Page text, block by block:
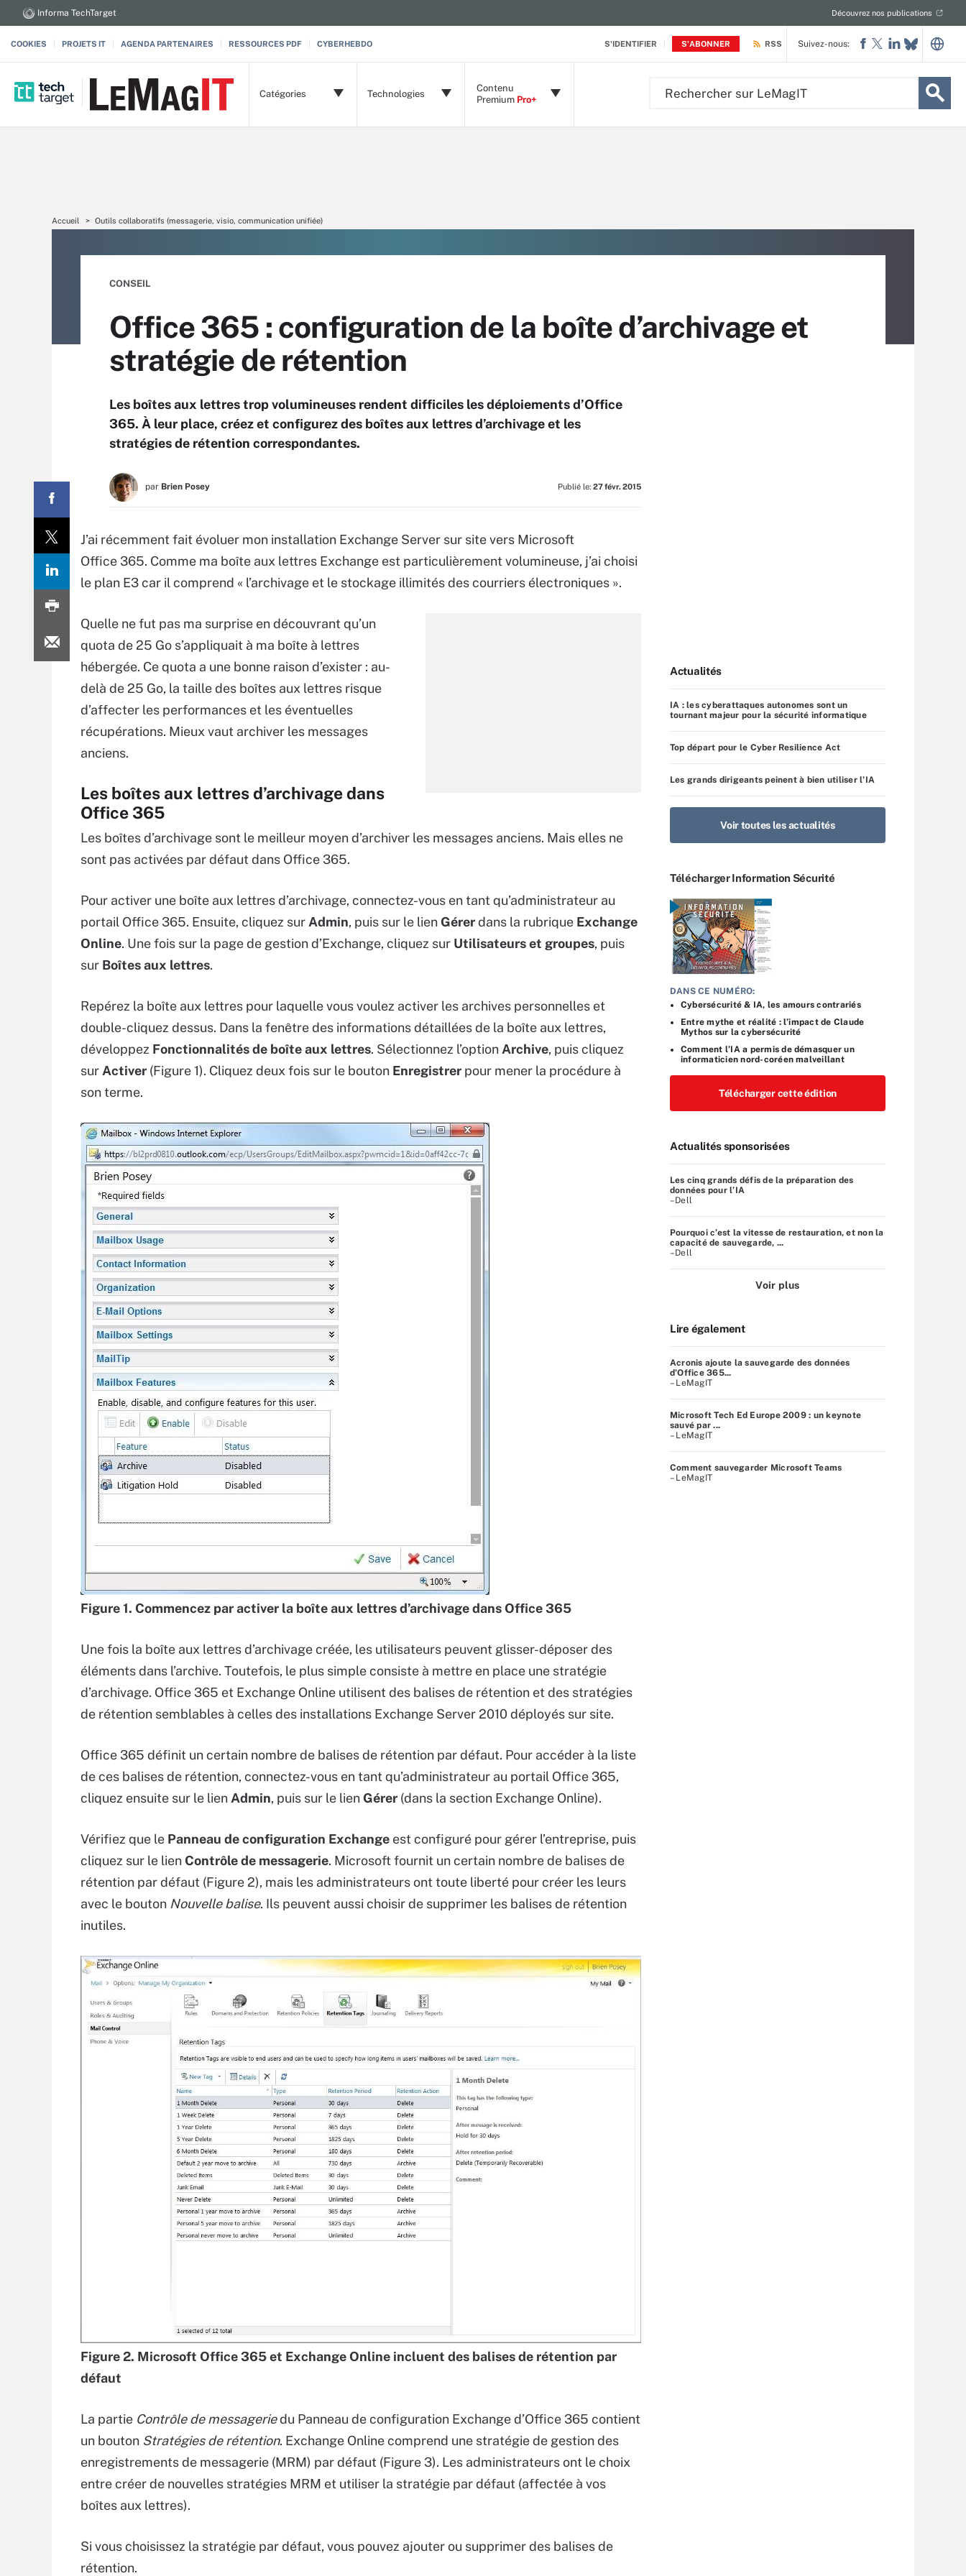
S'IDENTIFIER S'ABONNER
Informa TechTarget Découvrez nos publications
COOKIES PROJETS IT AGENDA PARTENAIRES RESSOURCES PDF CYBERHEBDO RSS
Catégories Technologies
Contenu
Premium Pro+
Suivez-nous:
Accueil Outils collaboratifs (messagerie, visio, communication unifiée)
CONSEIL
Office 365 : configuration de la boîte d’archivage et
stratégie de rétention
Les boîtes aux lettres trop volumineuses rendent difficiles les déploiements d’Office
365. À leur place, créez et configurez des boîtes aux lettres d’archivage et les
stratégies de rétention correspondantes.
par Brien Posey Publié le: 27 févr. 2015
J’ai récemment fait évoluer mon installation Exchange Server sur site vers Microsoft
Office 365. Comme ma boîte aux lettres Exchange est particulièrement volumineuse, j’ai choisi
le plan E3 car il comprend « l’archivage et le stockage illimités des courriers électroniques ».
Quelle ne fut pas ma surprise en découvrant qu’un
quota de 25 Go s’appliquait à ma boîte à lettres
hébergée. Ce quota a une bonne raison d’exister : au-
delà de 25 Go, la taille des boîtes aux lettres risque
d’affecter les performances et les éventuelles
récupérations. Mieux vaut archiver les messages
anciens.
Les boîtes aux lettres d’archivage dans
Office 365
Les boîtes d’archivage sont le meilleur moyen d’archiver les messages anciens. Mais elles ne
sont pas activées par défaut dans Office 365.
Pour activer une boîte aux lettres d’archivage, connectez-vous en tant qu’administrateur au
portail Office 365. Ensuite, cliquez sur Admin, puis sur le lien Gérerdans la rubrique Exchange
Online. Une fois sur la page de gestion d’Exchange, cliquez sur Utilisateurs et groupes, puis
sur Boîtes aux lettres.
Repérez la boîte aux lettres pour laquelle vous voulez activer les archives personnelles et
double-cliquez dessus. Dans la fenêtre des informations détaillées de la boîte aux lettres,
développez Fonctionnalités de boîte aux lettres. Sélectionnez l’option Archive, puis cliquez
sur Activer (Figure 1). Cliquez deux fois sur le bouton Enregistrer pour mener la procédure à
son terme.
Figure 1. Commencez par activer la boîte aux lettres d’archivage dans Office 365
Une fois la boîte aux lettres d’archivage créée, les utilisateurs peuvent glisser-déposer des
éléments dans l’archive. Toutefois, le plus simple consiste à mettre en place une stratégie
d’archivage. Office 365 et Exchange Online utilisent des balises de rétention et des stratégies
de rétention semblables à celles des installations Exchange Server 2010 déployés sur site.
Office 365 définit un certain nombre de balises de rétention par défaut. Pour accéder à la liste
de ces balises de rétention, connectez-vous en tant qu’administrateur au portail Office 365,
cliquez ensuite sur le lien Admin, puis sur le lien Gérer (dans la section Exchange Online).
Vérifiez que le Panneau de configuration Exchange est configuré pour gérer l’entreprise, puis
cliquez sur le lien Contrôle de messagerie. Microsoft fournit un certain nombre de balises de
rétention par défaut (Figure 2), mais les administrateurs ont toute liberté pour créer les leurs
avec le bouton Nouvelle balise. Ils peuvent aussi choisir de supprimer les balises de rétention
inutiles.
Figure 2. Microsoft Office 365 et Exchange Online incluent des balises de rétention par
défaut
La partie Contrôle de messageriedu Panneau de configuration Exchange d’Office 365 contient
un bouton Stratégies de rétention. Exchange Online comprend une stratégie de gestion des
enregistrements de messagerie (MRM) par défaut (Figure 3). Les administrateurs ont le choix
entre créer de nouvelles stratégies MRM et utiliser la stratégie par défaut (affectée à vos
boîtes aux lettres).
Si vous choisissez la stratégie par défaut, vous pouvez ajouter ou supprimer des balises de
rétention.
Actualités
IA : les cyberattaques autonomes sont un
tournant majeur pour la sécurité informatique
Top départ pour le Cyber Resilience Act
Les grands dirigeants peinent à bien utiliser l’IA
Voir toutes les actualités
Télécharger Information Sécurité
DANS CE NUMÉRO:
Cybersécurité & IA, les amours contrariés
Entre mythe et réalité : l’impact de Claude
Mythos sur la cybersécurité
Comment l’IA a permis de démasquer un
informaticien nord-coréen malveillant
Télécharger cette édition
Actualités sponsorisées
Les cinq grands défis de la préparation des
données pour l’IA
–Dell
Pourquoi c’est la vitesse de restauration, et non la
capacité de sauvegarde, ...
–Dell
Voir plus
Lire également
Acronis ajoute la sauvegarde des données
d’Office 365...
– LeMagIT
Microsoft Tech Ed Europe 2009 : un keynote
sauvé par ...
– LeMagIT
Comment sauvegarder Microsoft Teams
– LeMagIT